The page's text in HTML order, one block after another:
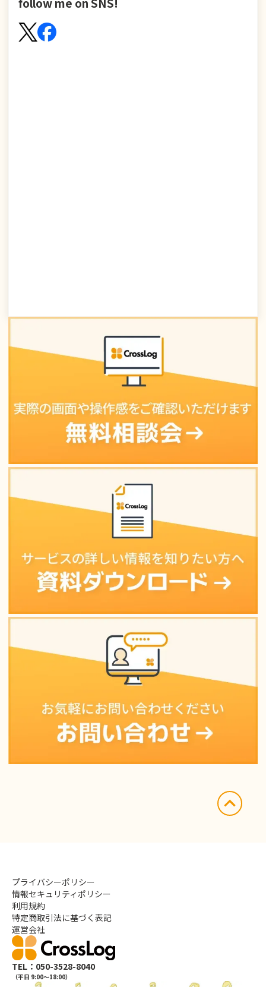
TEL：050-3528-8040
（平日 9:00〜18:00）
プライバシーポリシー
情報セキュリティポリシー
利用規約
特定商取引法に基づく表記
運営会社